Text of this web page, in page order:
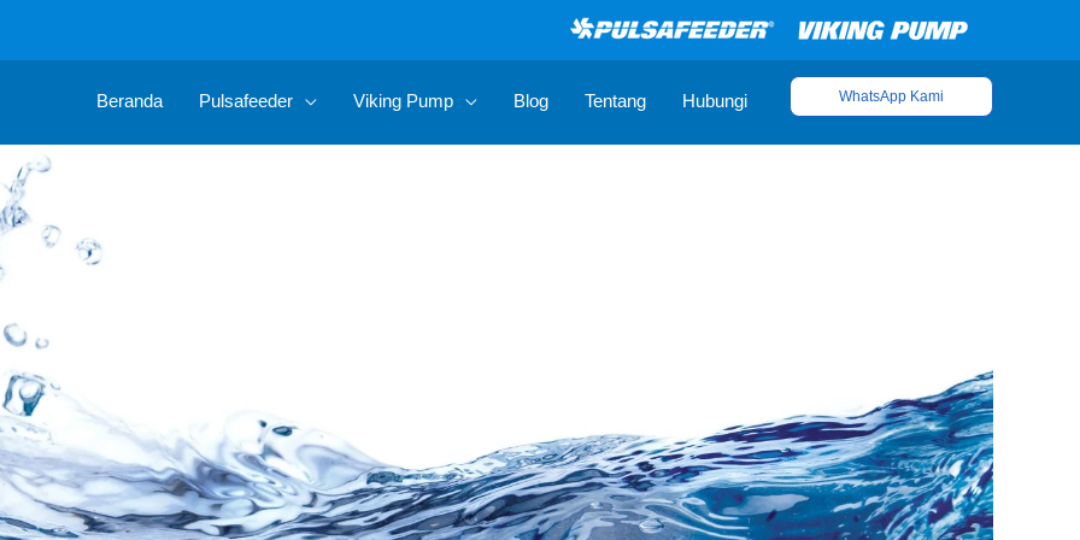
Beranda Pulsafeeder Viking Pump Blog Tentang Hubungi WhatsApp Kami